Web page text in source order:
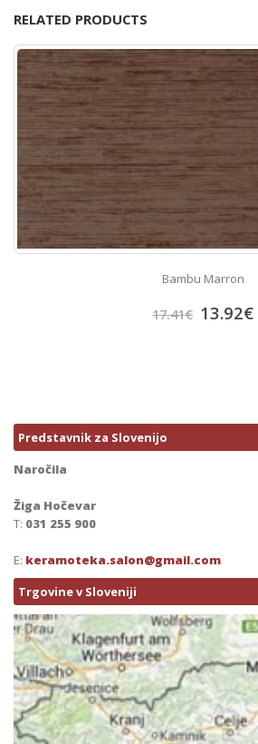
RELATED PRODUCTS
Bambu Marron
17.41€ 13.92€
Predstavnik za Slovenijo
Naročila
Žiga Hočevar
T: 031 255 900
E: keramoteka.salon@gmail.com
Trgovine v Sloveniji